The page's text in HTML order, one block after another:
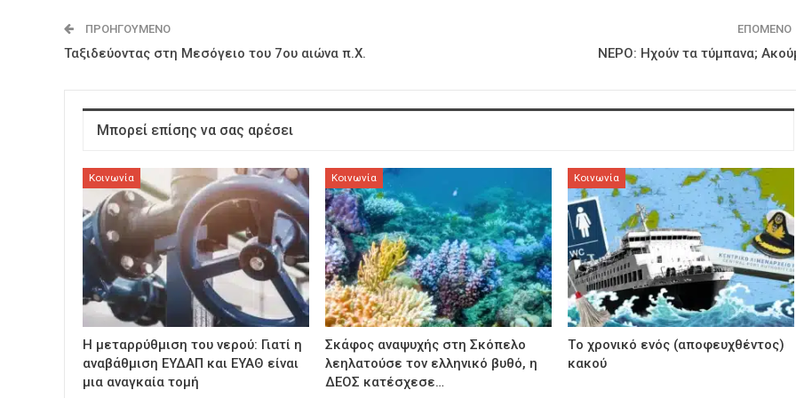
ΠΡΟΗΓΟΎΜΕΝΟ
Ταξιδεύοντας στη Μεσόγειο του 7ου αιώνα π.Χ.
ΕΠΌΜΕΝΟ
ΝΕΡΟ: Ηχούν τα τύμπανα;
Μπορεί επίσης να σας αρέσει
Κοινωνία
Η μεταρρύθμιση του νερού: Γιατί η
αναβάθμιση ΕΥΔΑΠ και ΕΥΑΘ είναι
μια αναγκαία τομή
Κοινωνία
Σκάφος αναψυχής στη Σκόπελο
λεηλατούσε τον ελληνικό βυθό, η
ΔΕΟΣ κατέσχεσε…
Κοινωνία
Τo χρονικό ενός (αποφευχθέντος)
κακού